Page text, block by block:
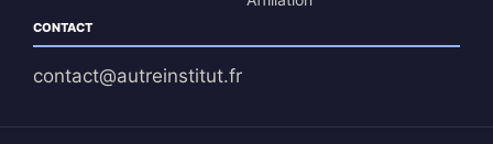
CONTACT
contact@autreinstitut.fr